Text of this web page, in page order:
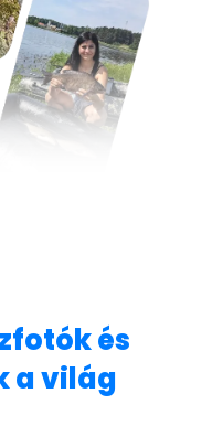
és
a világ